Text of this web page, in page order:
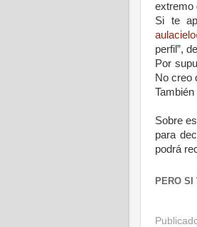
extremo
Si te
perfil”,
Por
No creo
Sobre
para
podrá
PERO SI